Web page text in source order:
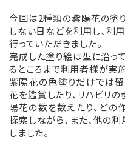
今回は2種類の紫陽花の塗
しない日などを利用し、利
行っていただきました。
完成した塗り絵は型に沿っ
るところまで利用者様が実
紫陽花の色塗りだけでは
花を鑑賞したり、リハビリ
陽花の数を数えたり、ど
探索しながら、また、他の
しました。